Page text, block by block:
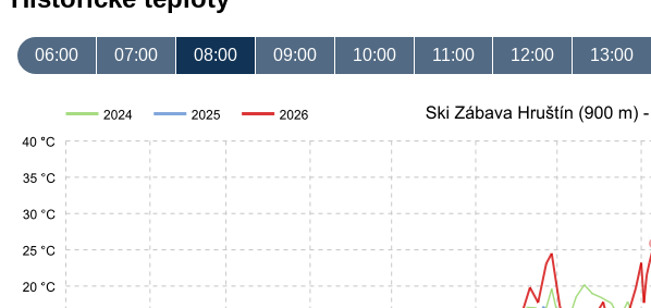
06:00 07:00 08:00 09:00 10:00 11:00 12:00 13:00